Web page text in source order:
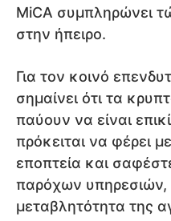
MiCA συμπληρώνει
στην ήπειρο.
Για τον κοινό
σημαίνει ότι τα
παύουν να είναι
πρόκειται να φέρει
εποπτεία και
παρόχων υπηρεσιών,
μεταβλητότητα της